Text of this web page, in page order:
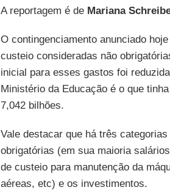
A reportagem é de Mariana
O contingenciamento anunciado
custeio consideradas não
inicial para esses gastos foi
Ministério da Educação é o que
7,042 bilhões.
Vale destacar que há três
obrigatórias (em sua maioria
de custeio para manutenção da
aéreas, etc) e os investimentos.